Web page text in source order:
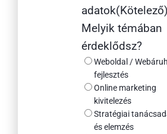
adatok(Kötelező)
Melyik témában
érdeklődsz?
Weboldal /
fejlesztés
Online marketing
kivitelezés
Stratégiai
és elemzés